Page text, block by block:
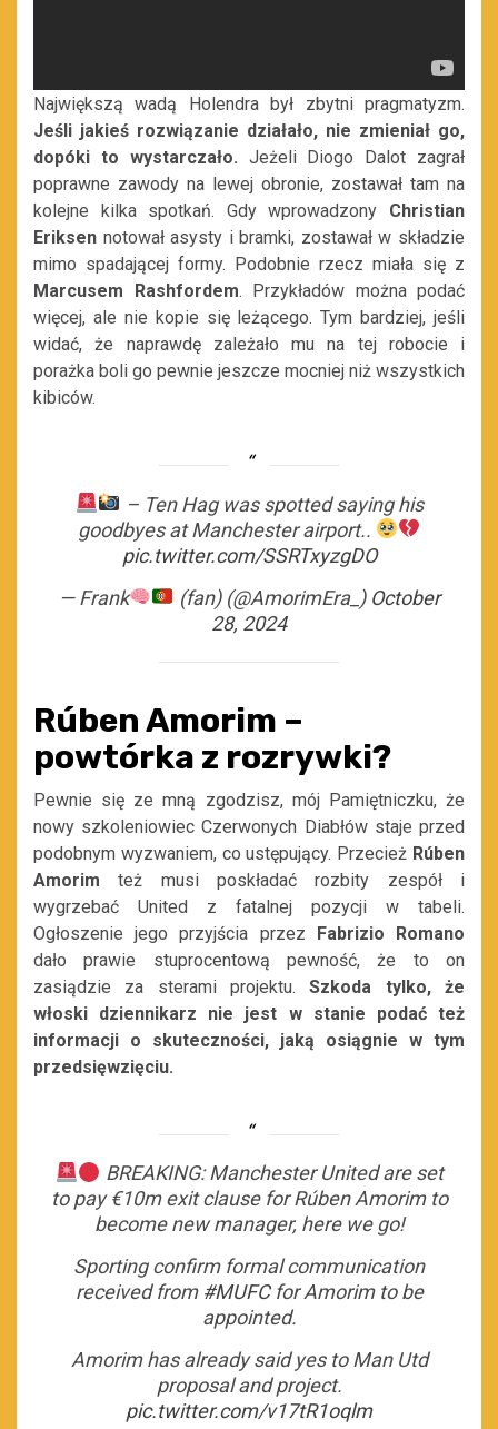
Największą wadą Holendra był zbytni pragmatyzm.
Jeśli jakieś rozwiązanie działało, nie zmieniał go,
dopóki to wystarczało. Jeżeli Diogo Dalot zagrał
poprawne zawody na lewej obronie, zostawał tam na
kolejne kilka spotkań. Gdy wprowadzony Christian
Eriksen notował asysty i bramki, zostawał w składzie
mimo spadającej formy. Podobnie rzecz miała się z
Marcusem Rashfordem. Przykładów można podać
więcej, ale nie kopie się leżącego. Tym bardziej, jeśli
widać, że naprawdę zależało mu na tej robocie i
porażka boli go pewnie jeszcze mocniej niż wszystkich
kibiców.
– Ten Hag was spotted saying his
goodbyes at Manchester airport..
pic.twitter.com/SSRTxyzgDO
— Frank
(fan) (@AmorimEra_) October
28, 2024
Rúben Amorim –
powtórka z rozrywki?
Pewnie się ze mną zgodzisz, mój Pamiętniczku, że
nowy szkoleniowiec Czerwonych Diabłów staje przed
podobnym wyzwaniem, co ustępujący. Przecież Rúben
Amorim też musi poskładać rozbity zespół i
wygrzebać United z fatalnej pozycji w tabeli.
Ogłoszenie jego przyjścia przez Fabrizio Romano
dało prawie stuprocentową pewność, że to on
zasiądzie za sterami projektu.Szkoda tylko, że
włoski dziennikarz nie jest w stanie podać też
informacji o skuteczności, jaką osiągnie w tym
przedsięwzięciu.
BREAKING: Manchester United are set
to pay €10m exit clause for Rúben Amorim to
become new manager, here we go!
Sporting confirm formal communication
received from #MUFCfor Amorim to be
appointed.
Amorim has already said yes to Man Utd
proposal and project.
pic.twitter.com/v17tR1oqlm